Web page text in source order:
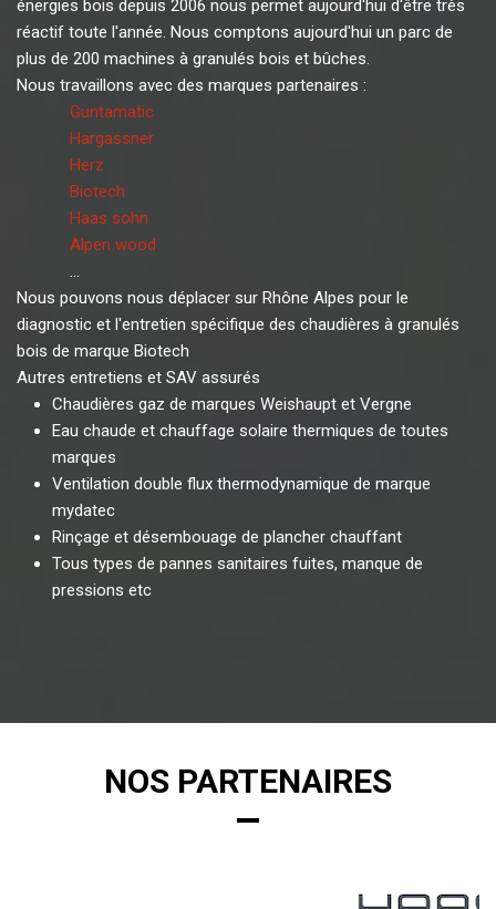
énergies bois depuis 2006 nous permet aujourd'hui d'être très
réactif toute l'année. Nous comptons aujourd'hui un parc de
plus de 200 machines à granulés bois et bûches.
Nous travaillons avec des marques partenaires :
Guntamatic
Hargassner
Herz
Biotech
Haas sohn
Alpen wood
...
Nous pouvons nous déplacer sur Rhône Alpes pour le
diagnostic et l'entretien spécifique des chaudières à granulés
bois de marque Biotech
Autres entretiens et SAV assurés
Chaudières gaz de marques Weishaupt et Vergne
Eau chaude et chauffage solaire thermiques de toutes
marques
Ventilation double flux thermodynamique de marque
mydatec
Rinçage et désembouage de plancher chauffant
Tous types de pannes sanitaires fuites, manque de
pressions etc
NOS PARTENAIRES